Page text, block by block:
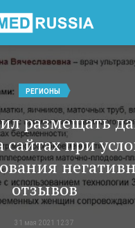
РЕГИОНЫ
размещать
сайтах при
отзывов
31 мая 2021 12:37